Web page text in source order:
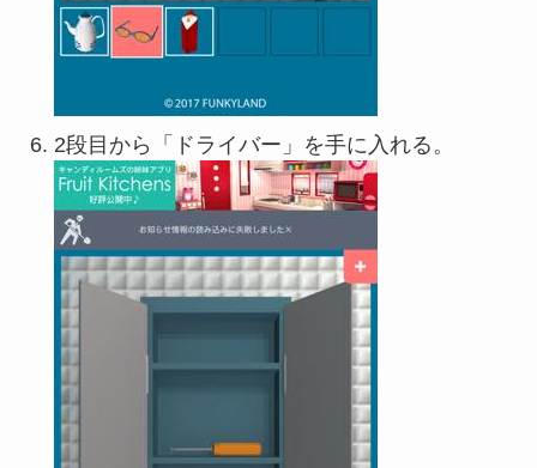
2段目から「ドライバー」を手に入れる。